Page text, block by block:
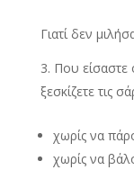
Γιατί δεν
Που είσαστε
ξεσκίζετε τις
χωρίς να
χωρίς να